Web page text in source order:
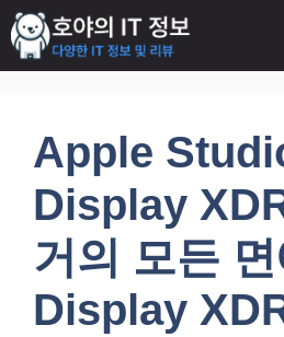
컨
텐
츠
Apple
Display
거의 모든
Display